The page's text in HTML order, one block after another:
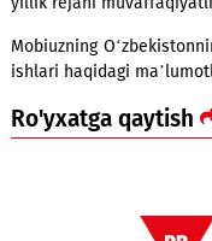
asosiy ulushi LTE
texnik jamoasi yana